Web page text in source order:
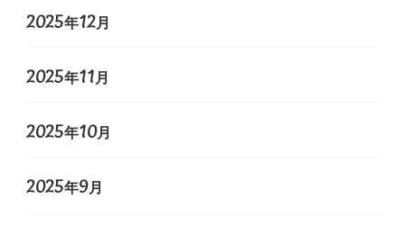
2025年12月
2025年11月
2025年10月
2025年9月